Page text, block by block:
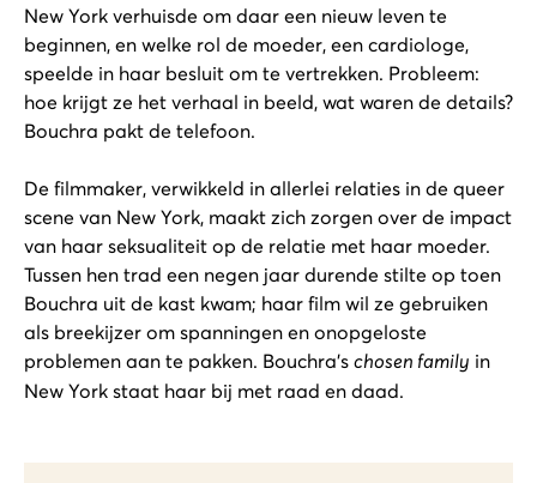
New York verhuisde om daar een nieuw leven te
beginnen, en welke rol de moeder, een cardiologe,
speelde in haar besluit om te vertrekken. Probleem:
hoe krijgt ze het verhaal in beeld, wat waren de details?
Bouchra pakt de telefoon.
De filmmaker, verwikkeld in allerlei relaties in de queer
scene van New York, maakt zich zorgen over de impact
van haar seksualiteit op de relatie met haar moeder.
Tussen hen trad een negen jaar durende stilte op toen
Bouchra uit de kast kwam; haar film wil ze gebruiken
als breekijzer om spanningen en onopgeloste
problemen aan te pakken. Bouchra’s chosen family in
New York staat haar bij met raad en daad.